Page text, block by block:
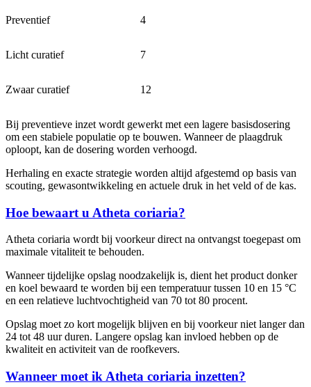
Preventief 4
Licht curatief 7
Zwaar curatief 12
Bij preventieve inzet wordt gewerkt met een lagere basisdosering
om een stabiele populatie op te bouwen. Wanneer de plaagdruk
oploopt, kan de dosering worden verhoogd.
Herhaling en exacte strategie worden altijd afgestemd op basis van
scouting, gewasontwikkeling en actuele druk in het veld of de kas.
Hoe bewaart u Atheta coriaria?
Atheta coriaria wordt bij voorkeur direct na ontvangst toegepast om
maximale vitaliteit te behouden.
Wanneer tijdelijke opslag noodzakelijk is, dient het product donker
en koel bewaard te worden bij een temperatuur tussen 10 en 15 °C
en een relatieve luchtvochtigheid van 70 tot 80 procent.
Opslag moet zo kort mogelijk blijven en bij voorkeur niet langer dan
24 tot 48 uur duren. Langere opslag kan invloed hebben op de
kwaliteit en activiteit van de roofkevers.
Wanneer moet ik Atheta coriaria inzetten?